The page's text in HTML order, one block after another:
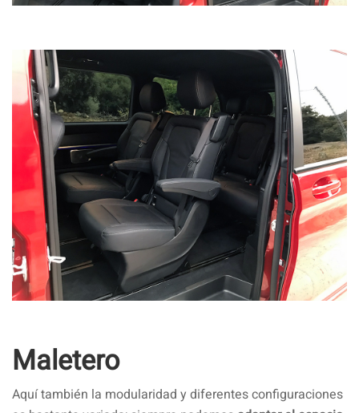
Maletero
Aquí también la modularidad y diferentes configuraciones